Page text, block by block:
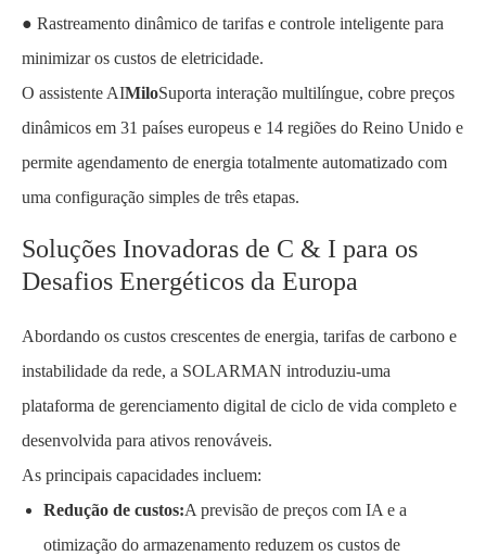
● Rastreamento dinâmico de tarifas e controle inteligente para
minimizar os custos de eletricidade.
O assistente AIMiloSuporta interação multilíngue, cobre preços
dinâmicos em 31 países europeus e 14 regiões do Reino Unido e
permite agendamento de energia totalmente automatizado com
uma configuração simples de três etapas.
Soluções Inovadoras de C & I para os
Desafios Energéticos da Europa
Abordando os custos crescentes de energia, tarifas de carbono e
instabilidade da rede, a SOLARMAN introduziu-uma
plataforma de gerenciamento digital de ciclo de vida completo e
desenvolvida para ativos renováveis.
As principais capacidades incluem:
Redução de custos:A previsão de preços com IA e a
otimização do armazenamento reduzem os custos de